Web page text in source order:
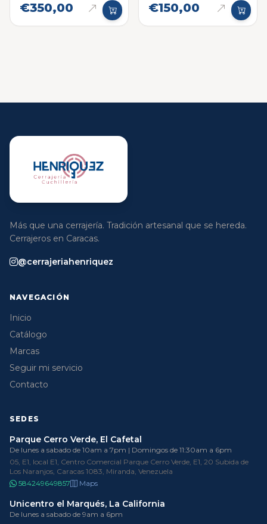
€350,00 €150,00
Más que una cerrajería. Tradición artesanal que se hereda.
Cerrajeros en Caracas.
@cerrajeriahenriquez
NAVEGACIÓN
Inicio
Catálogo
Marcas
Seguir mi servicio
Contacto
SEDES
Parque Cerro Verde, El Cafetal
De lunes a sabado de 10am a 7pm | Domingos de 11:30am a 6pm
05, E1, local E1, Centro Comercial Parque Cerro Verde, E1, 20 Subida de
Los Naranjos, Caracas 1083, Miranda, Venezuela
584249649857
Maps
Unicentro el Marqués, La California
De lunes a sabado de 9am a 6pm